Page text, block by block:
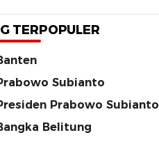
TERPOPULER
Subianto
Prabowo Subianto
Belitung